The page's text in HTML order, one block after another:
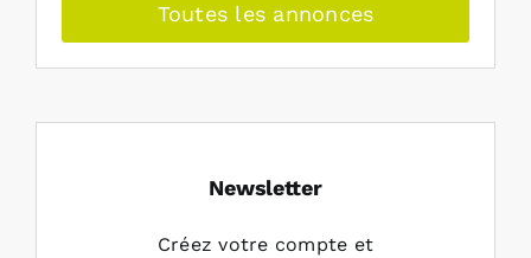
Toutes les annonces
Newsletter
Créez votre compte et